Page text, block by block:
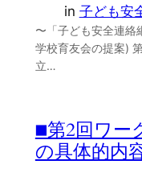
in 子ども安
〜「子ども安全連絡
学校育友会の提案)
立…
■第2回ワー
の具体的内